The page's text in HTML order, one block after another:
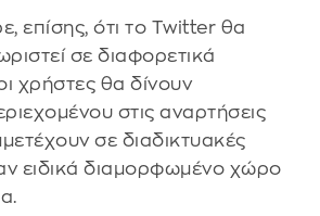
επίσης, ότι το Twitter θα
σε διαφορετικά
χρήστες θα δίνουν
στις αναρτήσεις
σε διαδικτυακές
ειδικά διαμορφωμένο χώρο